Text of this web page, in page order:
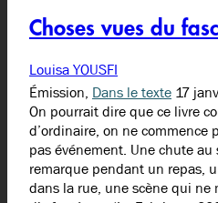
Choses vues du
Louisa YOUSFI
Émission, Dans le texte 17
On pourrait dire que ce livre
d’ordinaire, on ne commence
pas événement. Une chute
remarque pendant un repas,
dans la rue, une scène qui ne